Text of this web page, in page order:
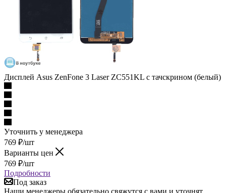
Дисплей Asus ZenFone 3 Laser ZC551KL с тачскрином (белый)
Уточнить у менеджера
769₽/шт
Варианты цен
769₽/шт
Подробности
Под заказ
Наши менеджеры обязательно свяжутся с вами и уточнят